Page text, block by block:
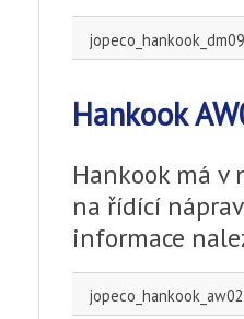
Hankook
Hankook má
na řídící
informace